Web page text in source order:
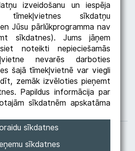
izveidošanu un iespēja
sīkdatņu
Jūsu pārlūkprogramma nav
sīkdatnes). Jums jāņem
noteikti nepieciešamās
nevarēs darboties
šajā tīmekļvietnē var viegli
zemāk izvēloties pieņemt
Papildus informācija par
sīkdatnēm apskatāma
sīkdatnes
sīkdatnes